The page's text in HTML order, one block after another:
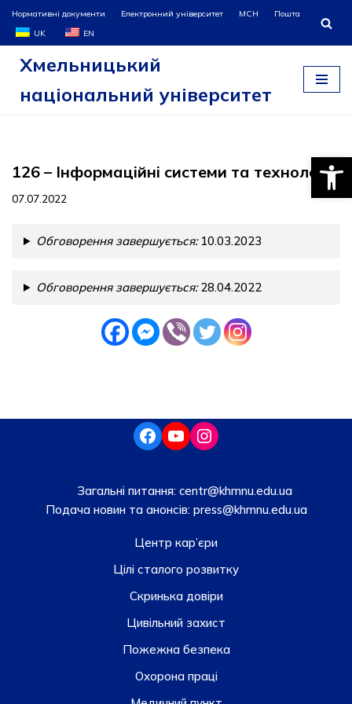
Перейти
до
Нормативні документи Електронний університет МСН
Пошта
UK
EN
Хмельницький
національний університет
126 – Інформаційні системи та технології
07.07.2022
Обговорення завершується:10.03.2023
Обговорення завершується:28.04.2022
Загальні питання: centr@khmnu.edu.ua
Подача новин та анонсів:press@khmnu.edu.ua
Центр кар’єри
Цілі сталого розвитку
Скринька довiри
Цивільний захист
Пожежна безпека
Охорона праці